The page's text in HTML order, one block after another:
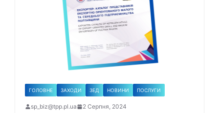
ГОЛОВНЕ ЗАХОДИ ЗЕД НОВИНИ ПОСЛУГИ
sp_biz@tpp.pl.ua 2 Серпня, 2024